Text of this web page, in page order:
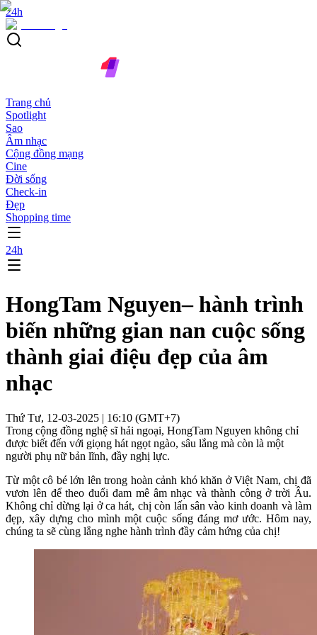
24h
Trang chủ
Spotlight
Sao
Âm nhạc
Cộng đồng mạng
Cine
Đời sống
Check-in
Đẹp
Shopping time
24h
HongTam Nguyen– hành trình
biến những gian nan cuộc sống
thành giai điệu đẹp của âm
nhạc
Thứ Tư, 12-03-2025 | 16:10 (GMT+7)
Trong cộng đồng nghệ sĩ hải ngoại, HongTam Nguyen không chỉ
được biết đến với giọng hát ngọt ngào, sâu lắng mà còn là một
người phụ nữ bản lĩnh, đầy nghị lực.
Từ một cô bé lớn lên trong hoàn cảnh khó khăn ở Việt Nam, chị đã
vươn lên để theo đuổi đam mê âm nhạc và thành công ở trời Âu.
Không chỉ dừng lại ở ca hát, chị còn lấn sân vào kinh doanh và làm
đẹp, xây dựng cho mình một cuộc sống đáng mơ ước. Hôm nay,
chúng ta sẽ cùng lắng nghe hành trình đầy cảm hứng của chị!